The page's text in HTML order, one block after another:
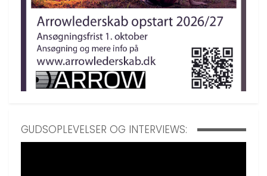
GUDSOPLEVELSER OG INTERVIEWS: